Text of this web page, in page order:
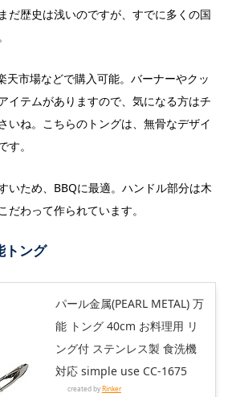
だ歴史は浅いのですが、すでに多くの国
天市場などで購入可能。バーナーやクッ
イテムがありますので、気になる方はチ
いね。こちらのトングは、無骨なデザイ
す。
いため、BBQに最適。ハンドル部分は木
だわって作られています。
ング
パール金属(PEARL METAL) 万
能 トング 40cm お料理用 リ
ング付 ステンレス製 食洗機
対応 simple use CC-1675
created byRinker